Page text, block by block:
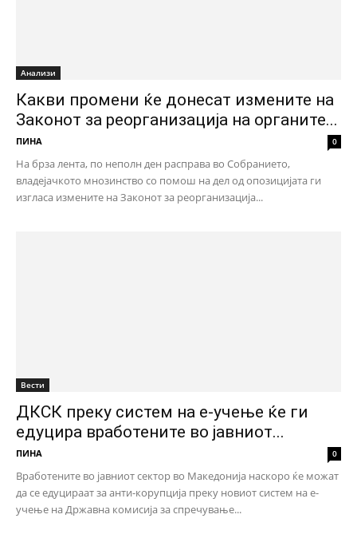
Анализи
Какви промени ќе донесат измените на
Законот за реорганизација на органите...
ПИНА 0
На брза лента, по неполн ден расправа во Собранието,
владеjачкото мнозинство со помош на дел од опозицијата ги
изгласа измените на Законот за реорганизација...
Вести
ДКСК преку систем на e-учење ќе ги
едуцира вработените во јавниот...
ПИНА 0
Вработените во јавниот сектор во Македонија наскоро ќе можат
да се едуцираат за анти-корупција преку новиот систем на е-
учење на Државна комисија за спречување...